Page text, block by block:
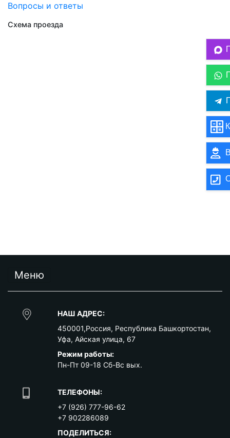
Вопросы и ответы
Схема проезда
Меню
НАШ АДРЕС:
450001,Россия, Республика Башкортостан,
Уфа, Айская улица, 67
Режим работы:
Пн-Пт 09-18 Сб-Вс вых.
ТЕЛЕФОНЫ:
+7 (926) 777-96-62
+7 902286089
ПОДЕЛИТЬСЯ: